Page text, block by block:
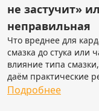
не застучит»
неправильная
Что вреднее для
смазка до стука или
влияние типа
даём практические
Подробнее